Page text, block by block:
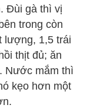
Đùi gà thì vị
trong còn
lượng, 1,5 trái
thịt đủ; ăn
Nước mắm thì
kẹo hơn một